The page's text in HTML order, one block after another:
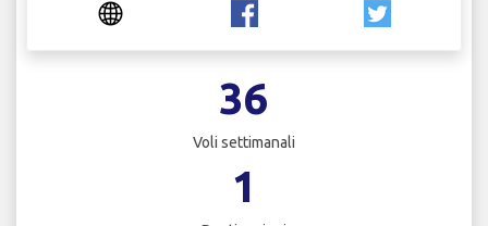
36
Voli settimanali
1